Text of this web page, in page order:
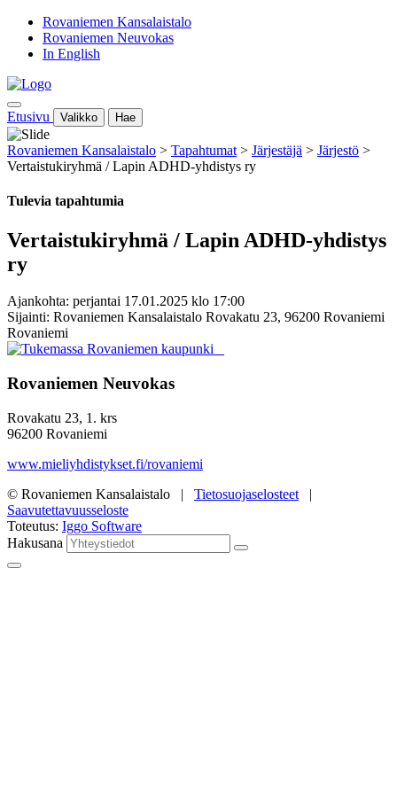
Rovaniemen Kansalaistalo
Rovaniemen Neuvokas
In English
Etusivu Valikko Hae
Rovaniemen Kansalaistalo > Tapahtumat > Järjestäjä > Järjestö >
Vertaistukiryhmä / Lapin ADHD-yhdistys ry
Tulevia tapahtumia
Vertaistukiryhmä / Lapin ADHD-yhdistys
ry
Ajankohta: perjantai 17.01.2025 klo 17:00
Sijainti: Rovaniemen Kansalaistalo Rovakatu 23, 96200 Rovaniemi
Rovaniemi
Rovaniemen Neuvokas
Rovakatu 23, 1. krs
96200 Rovaniemi
www.mieliyhdistykset.fi/rovaniemi
© Rovaniemen Kansalaistalo | Tietosuojaselosteet |
Saavutettavuusseloste
Toteutus: Iggo Software
Hakusana